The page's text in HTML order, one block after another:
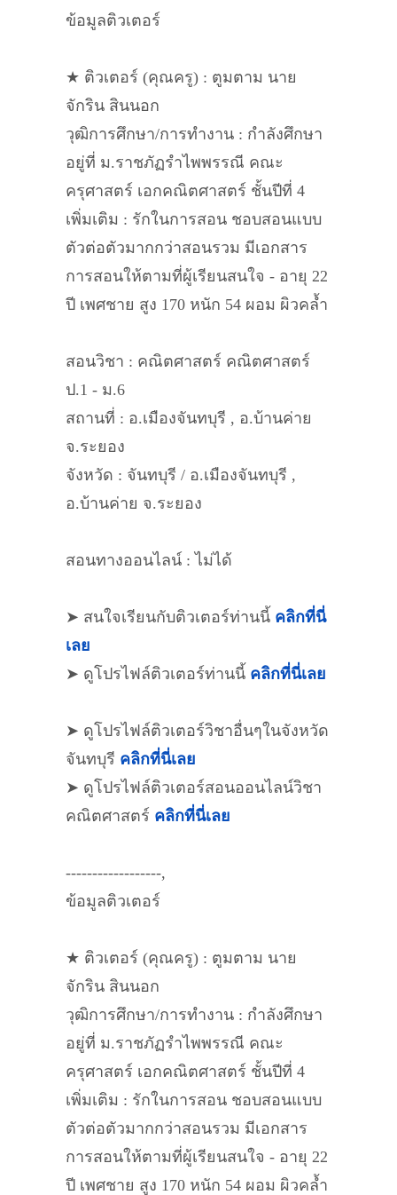
ข้อมูลติวเตอร์
★ ติวเตอร์ (คุณครู) : ตูมตาม นาย
จักริน สินนอก
วุฒิการศึกษา/การทำงาน : กำลังศึกษา
อยู่ที่ ม.ราชภัฏรำไพพรรณี คณะ
ครุศาสตร์ เอกคณิตศาสตร์ ชั้นปีที่ 4
เพิ่มเติม : รักในการสอน ชอบสอนแบบ
ตัวต่อตัวมากกว่าสอนรวม มีเอกสาร
การสอนให้ตามที่ผู้เรียนสนใจ - อายุ 22
ปี เพศชาย สูง 170 หนัก 54 ผอม ผิวคล้ำ
สอนวิชา : คณิตศาสตร์ คณิตศาสตร์
ป.1 - ม.6
สถานที่ : อ.เมืองจันทบุรี , อ.บ้านค่าย
จ.ระยอง
จังหวัด : จันทบุรี / อ.เมืองจันทบุรี ,
อ.บ้านค่าย จ.ระยอง
สอนทางออนไลน์ : ไม่ได้
➤ สนใจเรียนกับติวเตอร์ท่านนี้ คลิกที่นี่
เลย
➤ ดูโปรไฟล์ติวเตอร์ท่านนี้ คลิกที่นี่เลย
➤ ดูโปรไฟล์ติวเตอร์วิชาอื่นๆในจังหวัด
จันทบุรี คลิกที่นี่เลย
➤ ดูโปรไฟล์ติวเตอร์สอนออนไลน์วิชา
คณิตศาสตร์ คลิกที่นี่เลย
------------------,
ข้อมูลติวเตอร์
★ ติวเตอร์ (คุณครู) : ตูมตาม นาย
จักริน สินนอก
วุฒิการศึกษา/การทำงาน : กำลังศึกษา
อยู่ที่ ม.ราชภัฏรำไพพรรณี คณะ
ครุศาสตร์ เอกคณิตศาสตร์ ชั้นปีที่ 4
เพิ่มเติม : รักในการสอน ชอบสอนแบบ
ตัวต่อตัวมากกว่าสอนรวม มีเอกสาร
การสอนให้ตามที่ผู้เรียนสนใจ - อายุ 22
ปี เพศชาย สูง 170 หนัก 54 ผอม ผิวคล้ำ